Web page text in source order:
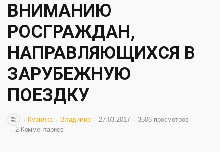
ВНИМАНИЮ
РОСГРАЖДАН,
НАПРАВЛЯЮЩИХСЯ В
ЗАРУБЕЖНУЮ
ПОЕЗДКУ
Курилка Владимир 27.03.2017
3506 просмотров
2 Комментариев